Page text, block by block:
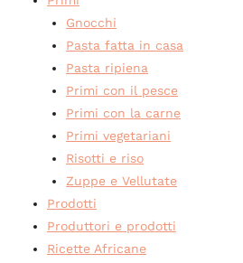
Gnocchi
Pasta fatta in casa
Pasta ripiena
Primi con il pesce
Primi con la carne
Primi vegetariani
Risotti e riso
Zuppe e Vellutate
Prodotti
Produttori e prodotti
Ricette Africane